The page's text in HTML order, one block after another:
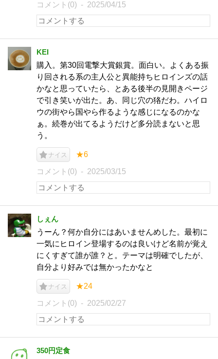
コメント(0) 2025/04/15
KEI
購入。第30回電撃大賞銀賞。面白い。よくある振
り回される系の主人公と異能持ちヒロインズの話
かなと思っていたら、とある後半の見開きページ
で引き笑いが出た。あ、同じ穴の狢だわ。ハイロ
ウの街やら国やら作るような感じになるのかな
ぁ。続巻が出てるようだけど多分読まないと思
う。
ナイス ★6
コメント(0) 2025/03/15
しぇん
うーん？何か自分にはあいませんめした。最初に
一気にヒロイン登場するのは良いけど名前が覚え
にくすぎて誰が誰？と。テーマは明確でしたが、
自分より好みでは無かったかなと
ナイス ★24
コメント(0) 2025/02/27
350円定食